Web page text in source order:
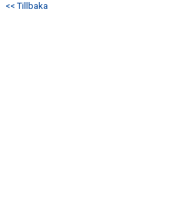
<< Tillbaka